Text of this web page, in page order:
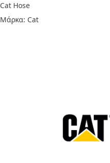
Cat Hose
Μάρκα: Cat